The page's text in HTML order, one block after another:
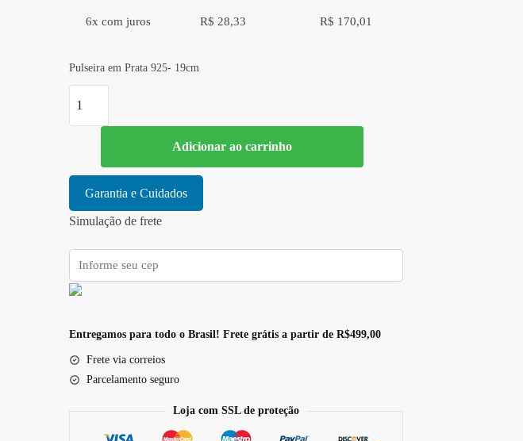
6x com juros R$ 28,33 R$ 170,01
Pulseira em Prata 925- 19cm
em
19cm
quantidade
Adicionar ao carrinho
Garantia e Cuidados
Simulação de frete
Entregamos para todo o Brasil! Frete grátis a partir de R$499,00
Frete via correios
Parcelamento seguro
Loja com SSL de proteção